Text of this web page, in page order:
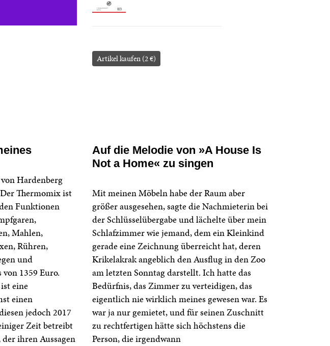
Artikel kaufen (2 €)
Hardenberg
Thermomix ist
Funktionen
Mahlen,
Rühren,
und
1359 Euro.
eine
einen
jedoch 2017
Zeit betreibt
ihren Aussagen
Auf die Melodie von »A House Is
Not a Home« zu singen
Mit meinen Möbeln habe der Raum aber
größer ausgesehen, sagte die Nachmieterin bei
der Schlüsselübergabe und lächelte über mein
Schlafzimmer wie jemand, dem ein Kleinkind
gerade eine Zeichnung überreicht hat, deren
Krikelakrak angeblich den Ausflug in den Zoo
am letzten Sonntag darstellt. Ich hatte das
Bedürfnis, das Zimmer zu verteidigen, das
eigentlich nie wirklich meines gewesen war. Es
war ja nur gemietet, und für seinen Zuschnitt
zu rechtfertigen hätte sich höchstens die
Person, die irgendwann